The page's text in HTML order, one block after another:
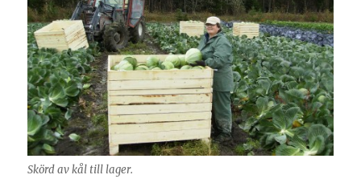
Skörd av kål till lager.